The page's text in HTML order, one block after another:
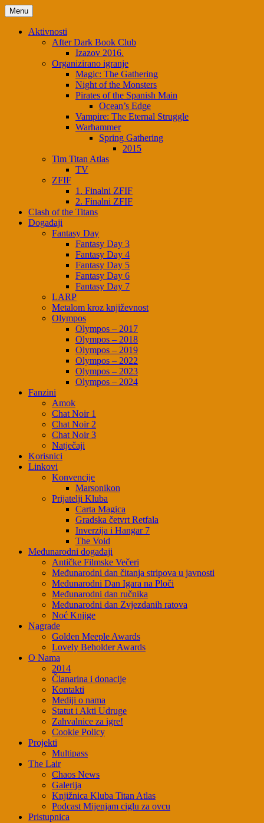
Menu
Aktivnosti
After Dark Book Club
Izazov 2016.
Organizirano igranje
Magic: The Gathering
Night of the Monsters
Pirates of the Spanish Main
Ocean’s Edge
Vampire: The Eternal Struggle
Warhammer
Spring Gathering
2015
Tim Titan Atlas
TV
ZFIF
1. Finalni ZFIF
2. Finalni ZFIF
Clash of the Titans
Događaji
Fantasy Day
Fantasy Day 3
Fantasy Day 4
Fantasy Day 5
Fantasy Day 6
Fantasy Day 7
LARP
Metalom kroz književnost
Olympos
Olympos – 2017
Olympos – 2018
Olympos – 2019
Olympos – 2022
Olympos – 2023
Olympos – 2024
Fanzini
Amok
Chat Noir 1
Chat Noir 2
Chat Noir 3
Natječaji
Korisnici
Linkovi
Konvencije
Marsonikon
Prijatelji Kluba
Carta Magica
Gradska četvrt Retfala
Inverzija i Hangar 7
The Void
Međunarodni događaji
Antičke Filmske Večeri
Međunarodni dan čitanja stripova u javnosti
Međunarodni Dan Igara na Ploči
Međunarodni dan ručnika
Međunarodni dan Zvjezdanih ratova
Noć Knjige
Nagrade
Golden Meeple Awards
Lovely Beholder Awards
O Nama
2014
Članarina i donacije
Kontakti
Mediji o nama
Statut i Akti Udruge
Zahvalnice za igre!
Cookie Policy
Projekti
Multipass
The Lair
Chaos News
Galerija
Knjižnica Kluba Titan Atlas
Podcast Mijenjam ciglu za ovcu
Pristupnica